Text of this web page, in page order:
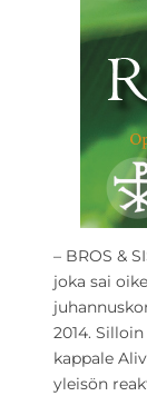
– BROS &
joka sai
2014.
kappale
yleisön